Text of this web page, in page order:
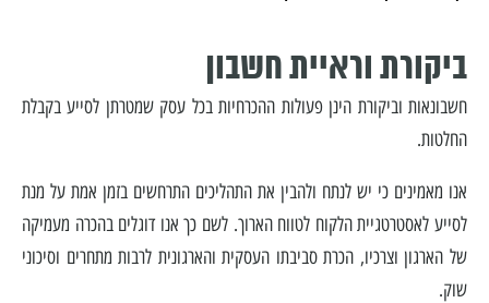
ביקורת וראיית חשבון
חשבונאות וביקורת הינן פעולות ההכרחיות בכל עסק שמטרתן לסייע בקבלת
החלטות.
אנו מאמינים כי יש לנתח ולהבין את התהליכים התרחשים בזמן אמת על מנת
לסייע לאסטרטגיית הלקוח לטווח הארוך. לשם כך אנו דוגלים בהכרה מעמיקה
של הארגון וצרכיו, הכרת סביבתו העסקית והארגונית לרבות מתחרים וסיכוני
שוק.